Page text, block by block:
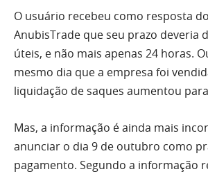
O usuário recebeu como resposta
AnubisTrade que seu prazo deveria
úteis, e não mais apenas 24 horas.
mesmo dia que a empresa foi
liquidação de saques aumentou
Mas, a informação é ainda mais
anunciar o dia 9 de outubro como
pagamento. Segundo a informação